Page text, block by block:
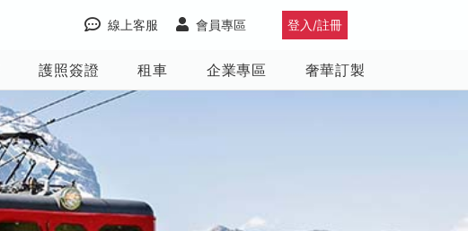
登入/註冊
會員專區
線上客服
護照簽證 租車 企業專區 奢華訂製